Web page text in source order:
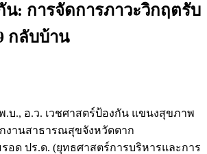
: การจัดการภาวะวิกฤตรับ
กลับบ้าน
.บ., อ.ว. เวชศาสตร์ป้องกัน แขนงสุขภาพ
งานสาธารณสุขจังหวัดตาก
อด ปร.ด. (ยุทธศาสตร์การบริหารและการ